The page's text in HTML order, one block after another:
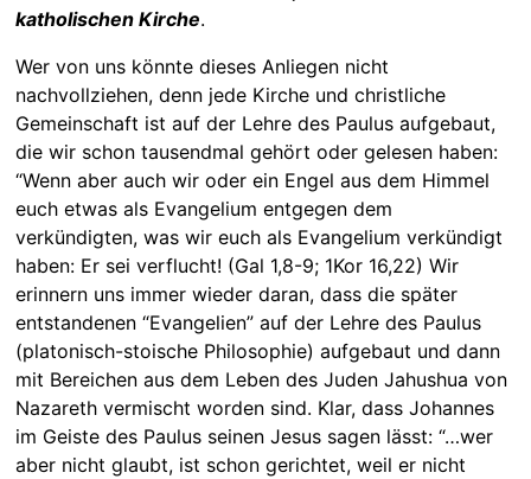
katholischen Kirche.
Wer von uns könnte dieses Anliegen nicht
nachvollziehen, denn jede Kirche und christliche
Gemeinschaft ist auf der Lehre des Paulus aufgebaut,
die wir schon tausendmal gehört oder gelesen haben:
“Wenn aber auch wir oder ein Engel aus dem Himmel
euch etwas als Evangelium entgegen dem
verkündigten, was wir euch als Evangelium verkündigt
haben: Er sei verflucht! (Gal 1,8-9; 1Kor 16,22) Wir
erinnern uns immer wieder daran, dass die später
entstandenen “Evangelien” auf der Lehre des Paulus
(platonisch-stoische Philosophie) aufgebaut und dann
mit Bereichen aus dem Leben des Juden Jahushua von
Nazareth vermischt worden sind. Klar, dass Johannes
im Geiste des Paulus seinen Jesus sagen lässt: “…wer
aber nicht glaubt, ist schon gerichtet, weil er nicht